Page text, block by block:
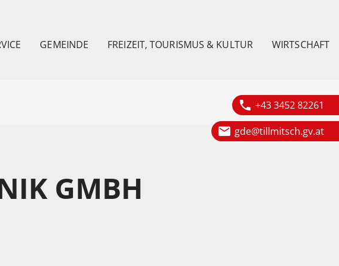
GEMEINDE FREIZEIT, TOURISMUS & KULTUR WIRTSCHAFT
phone +43 3452 82261
email gde@tillmitsch.gv.at
GMBH